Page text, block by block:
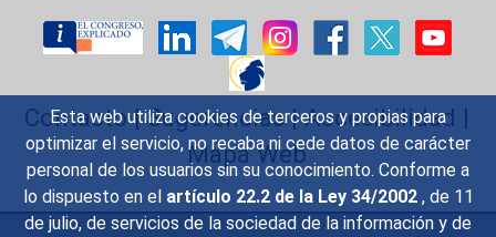
Esta web utiliza cookies de terceros y propias para
optimizar el servicio, no recaba ni cede datos de carácter
personal de los usuarios sin su conocimiento. Conforme a
lo dispuesto en el artículo 22.2 de la Ley 34/2002 , de 11
de julio, de servicios de la sociedad de la información y de
Contacto|Sugerencias|Accesibilidad |
Mapa Web